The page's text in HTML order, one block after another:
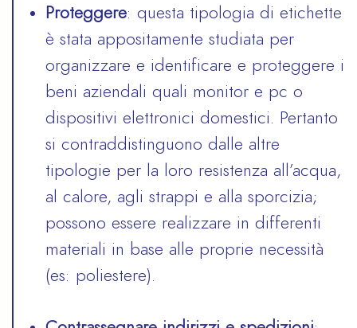
Proteggere: questa tipologia di etichette
è stata appositamente studiata per
organizzare e identificare e proteggere i
beni aziendali quali monitor e pc o
dispositivi elettronici domestici. Pertanto
si contraddistinguono dalle altre
tipologie per la loro resistenza all’acqua,
al calore, agli strappi e alla sporcizia;
possono essere realizzare in differenti
materiali in base alle proprie necessità
(es: poliestere).